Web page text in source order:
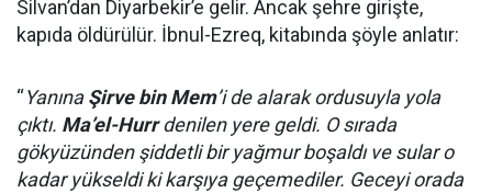
Silvan’dan Diyarbekir’e gelir. Ancak şehre girişte,
kapıda öldürülür. İbnul-Ezreq, kitabında şöyle anlatır:
“YanınaŞirve bin Mem’i de alarak ordusuyla yola
çıktı. Ma’el-Hurrdenilen yere geldi. O sırada
gökyüzünden şiddetli bir yağmur boşaldı ve sular o
kadar yükseldi ki karşıya geçemediler. Geceyi orada